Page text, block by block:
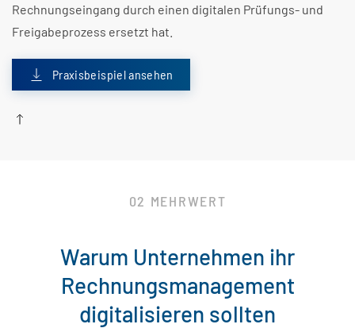
Rechnungseingang durch einen digitalen Prüfungs- und
Freigabeprozess ersetzt hat.
Praxisbeispiel ansehen
02 MEHRWERT
Warum Unternehmen ihr
Rechnungsmanagement
digitalisieren sollten